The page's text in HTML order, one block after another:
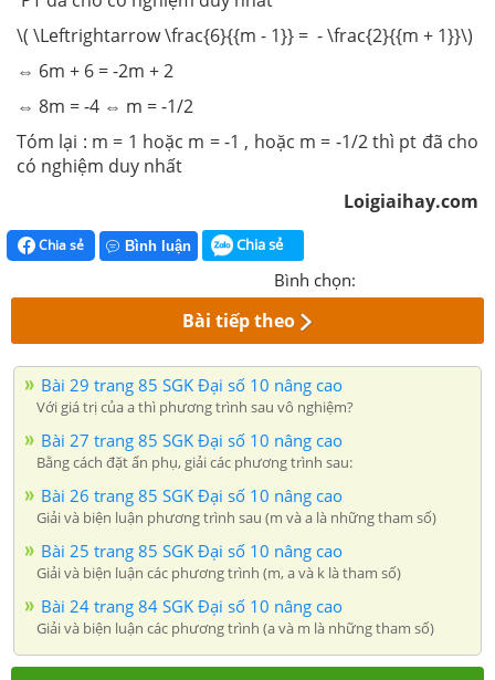
\( \Leftrightarrow \frac{6}{{m - 1}} = - \frac{2}{{m + 1}}\)
⇔ 6m + 6 = -2m + 2
⇔ 8m = -4 ⇔ m = -1/2
Tóm lại : m = 1 hoặc m = -1 , hoặc m = -1/2 thì pt đã cho
có nghiệm duy nhất
Loigiaihay.com
Chia sẻ Bình luận Chia sẻ
Bình chọn:
Bài tiếp theo
Bài 29 trang 85 SGK Đại số 10 nâng cao
Với giá trị của a thì phương trình sau vô nghiệm?
Bài 27 trang 85 SGK Đại số 10 nâng cao
Bằng cách đặt ẩn phụ, giải các phương trình sau:
Bài 26 trang 85 SGK Đại số 10 nâng cao
Giải và biện luận phương trình sau (m và a là những tham số)
Bài 25 trang 85 SGK Đại số 10 nâng cao
Giải và biện luận các phương trình (m, a và k là tham số)
Bài 24 trang 84 SGK Đại số 10 nâng cao
Giải và biện luận các phương trình (a và m là những tham số)